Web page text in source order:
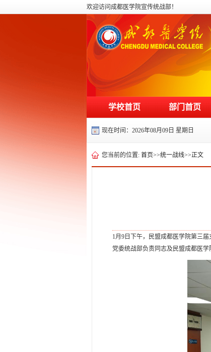
欢迎访问成都医学院宣传统战部！
学校首页 部门首页
现在时间： 2026年08月09日 星期日
您当前的位置: 首页>>统一战线>>正文
1月9日下午，民盟成都医学院第三
党委统战部负责同志及民盟成都医